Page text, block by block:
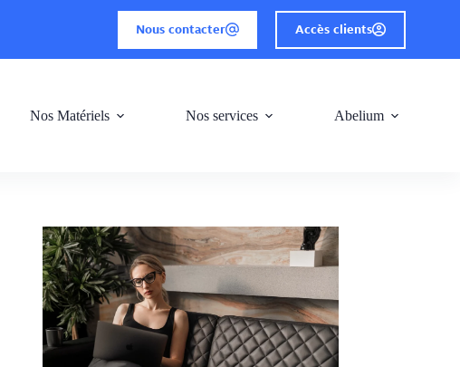
Nous contacter Accès clients
Nos Matériels Nos services Abelium